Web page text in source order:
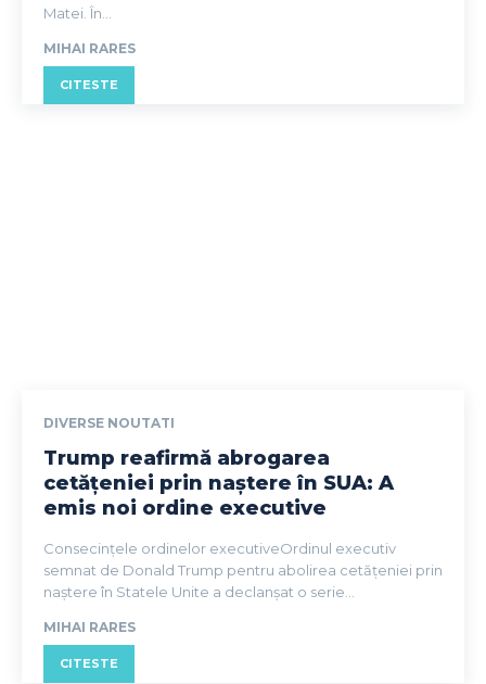
Matei. În...
MIHAI RARES
CITESTE
DIVERSE NOUTATI
Trump reafirmă abrogarea
cetățeniei prin naștere în SUA: A
emis noi ordine executive
Consecințele ordinelor executiveOrdinul executiv
semnat de Donald Trump pentru abolirea cetățeniei prin
naștere în Statele Unite a declanșat o serie...
MIHAI RARES
CITESTE